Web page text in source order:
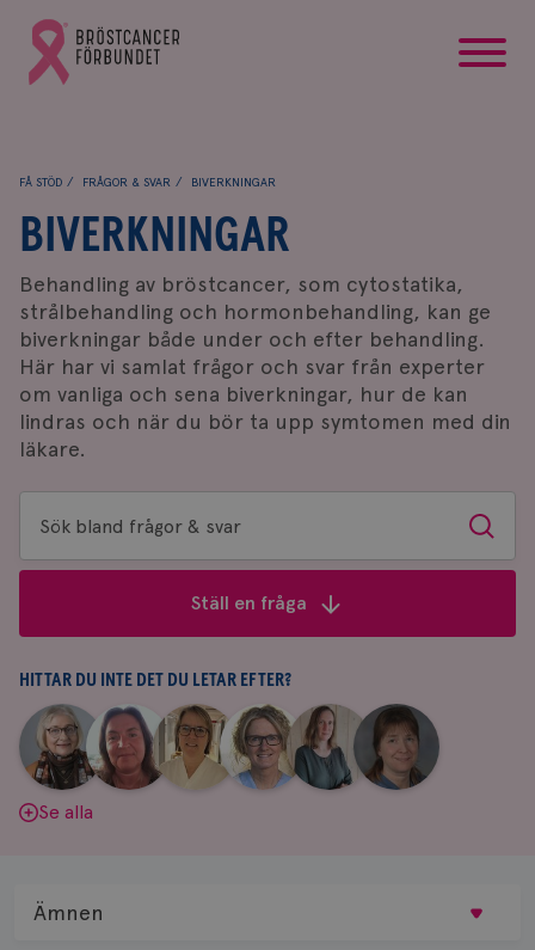
Gå
till
Bröstcancerförbundets
FÅ STÖD FRÅGOR & SVAR BIVERKNINGAR
BIVERKNINGAR
Behandling av bröstcancer, som cytostatika,
strålbehandling och hormonbehandling, kan ge
biverkningar både under och efter behandling.
Här har vi samlat frågor och svar från experter
om vanliga och sena biverkningar, hur de kan
lindras och när du bör ta upp symtomen med din
läkare.
Sök
bland
&
svar
Sök
Ställ en fråga
HITTAR DU INTE DET DU LETAR EFTER?
Aina
Johnsson
|
Anne
Andersson
Fredrika
Killander
|
Jeanette
Bäcklund
|
Maria
Edegran
|
Yvette
Andersson
Se alla
Ämnen